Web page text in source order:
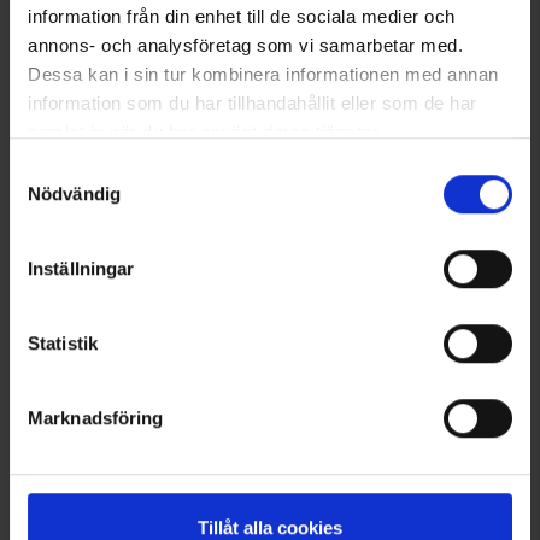
information från din enhet till de sociala medier och
annons- och analysföretag som vi samarbetar med.
Dessa kan i sin tur kombinera informationen med annan
information som du har tillhandahållit eller som de har
Nödvändig
Inställningar
Statistik
Marknadsföring
Tillåt alla cookies
OrganoTex ShoeCare Cleaner Kurzschaft-Baumwollsocken
Andere kauften auch